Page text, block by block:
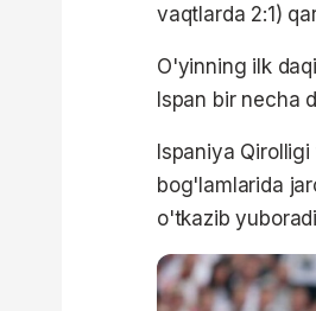
vaqtlarda 2:1)
O'yinning ilk
Ispan bir necha
Ispaniya
bog'lamlarida
o'tkazib